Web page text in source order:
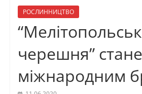
РОСЛИННИЦТВО
черешня” стане
міжнародним